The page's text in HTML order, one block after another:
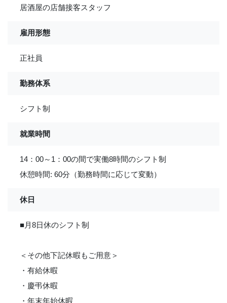
居酒屋の店舗接客スタッフ
雇用形態
正社員
勤務体系
シフト制
就業時間
14：00～1：00の間で実働8時間のシフト制
休憩時間: 60分（勤務時間に応じて変動）
休日
■月8日休のシフト制
＜その他下記休暇もご用意＞
・有給休暇
・慶弔休暇
・年末年始休暇